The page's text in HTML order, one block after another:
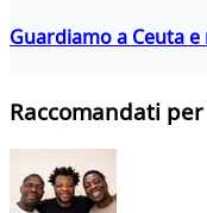
Guardiamo a Ceuta
Raccomandati